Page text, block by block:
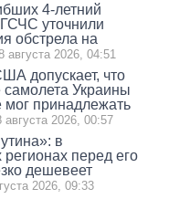
4-летний
уточнили
обстрела на
августа 2026, 04:51
допускает, что
самолета Украины
мог принадлежать
августа 2026, 00:57
в
регионах перед его
дешевеет
2026, 09:33